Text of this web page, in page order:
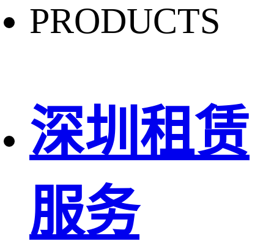
PRODUCTS
深圳租赁
服务